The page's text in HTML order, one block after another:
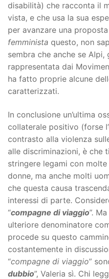
disabilità) che racconta il
vista, e che usa la sua
per avanzare una
femminista questo, non
sembra che anche se
rappresentata dai
ha fatto proprie alcune
caratterizzati.
In conclusione un’ultima
collaterale positivo (forse
contrasto alla violenza
alle discriminazioni, è che
stringere legami con
donne, ma anche molti
che questa causa
interessi di parte.
“compagne di viaggio”.
ulteriore denominatore
procede su questo
costantemente in
“compagne di viaggio”
dubbio”, Valeria sì. Chi